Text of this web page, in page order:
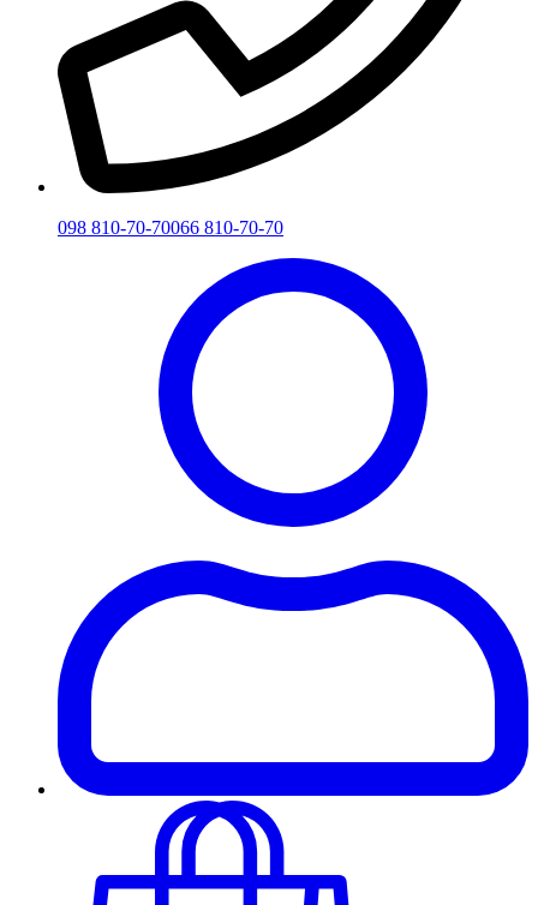
098 810-70-70066 810-70-70